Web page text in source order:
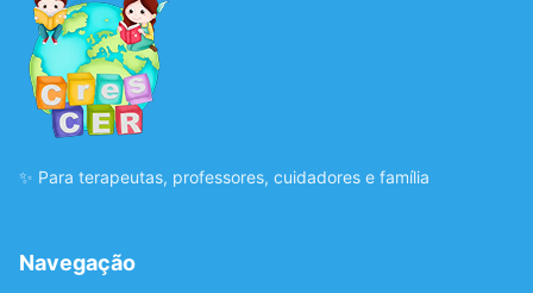
✨ Para terapeutas, professores, cuidadores e família
Navegação